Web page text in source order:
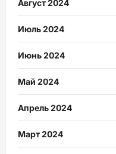
Август 2024
Июль 2024
Июнь 2024
Май 2024
Апрель 2024
Март 2024